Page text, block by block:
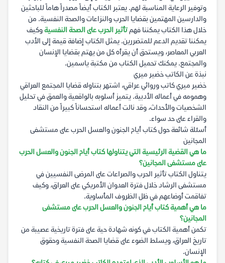
وتوفير الرعاية المناسبة لهم. يعتبر الكتاب أيضاً مصدراً هاماً للباحثين
والدارسين المهتمين بقضايا الحرب والنزاعات والصحة النفسية. من
خلال هذا الكتاب يمكننا فهمتأثير الحرب على الصحة النفسيةوكيف
يمكننا تقديم الدعم للمتضررين. يمثل الكتاب إضافة قيمة إلى الأدب
العربي المعاصر، ويستحق أن يقرأه كل من يهتم بقضايا الإنسان
والمجتمع. يمكنك تحميل الكتاب من مكتبة ياسمين.
نبذة عن الكاتب خضير ميري
خضير ميري كاتب وروائي عراقي، اشتهر بتناوله قضايا المجتمع العراقي
وهمومه في أعماله الأدبية. يتميز أسلوبه بالواقعية والعمق في تحليل
الشخصيات والأحداث، وقد نالت أعماله استحساناً كبيراً من النقاد
والقراء على حد سواء.
أسئلة شائعة حول كتاب أيام الجنون والعسل الحرب على مستشفى
المجانين
ما هي القضية الرئيسية التي يتناولها كتاب أيام الجنون والعسل الحرب
على مستشفى المجانين؟
يتناول الكتاب تأثير الحرب والصراعات على المرضى النفسيين في
مستشفى الرشاد خلال فترة العدوان الأمريكي على العراق، وكيف
تفاقمت أوضاعهم في ظل الظروف المأساوية.
ما هي أهمية كتاب أيام الجنون والعسل الحرب على مستشفى
المجانين؟
تكمن أهمية الكتاب في كونه شهادة حية على فترة تاريخية عصيبة من
تاريخ العراق، ويسلط الضوء على قضايا الصحة النفسية وحقوق
الإنسان.